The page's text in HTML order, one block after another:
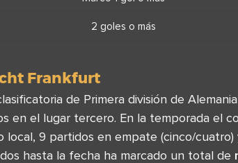
2 goles o más
Frankfurt
de Primera división de
en el lugar tercero. En la temporada el
local, 9 partidos en empate (cinco/cuatro)
hasta la fecha ha marcado un total de